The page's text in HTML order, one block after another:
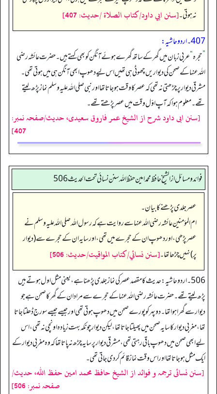
نہ ہوتی۔[سنن ابي داود/كتاب الصلاة /حدیث: 407]
407۔ اردو حاشیہ:
”حجرہ“عربی زبان میں گھر کے ساتھ گھرے ہوئے آنگن کو بھی کہتے ہیں۔ حضرت عائشہ رضی
اللہ عنہا کے صحن کی دیواریں چھوٹی ہی تھیں اس لیے دھوپ ابھی آنگن ہی میں ہوتی تھی۔
مشرقی دیوارپر چڑھتی نہ تھی کہ عصر کا وقت ہو جاتا تھا اور نبی صلی اللہ علیہ وسلم نماز پڑھ لیتے
تھے۔ معلوم ہوا کہ آپ اوّل وقت میں عصر پڑھتے تھے۔
[سنن ابی داود شرح از الشیخ عمر فاروق سعیدی، حدیث/صفحہ نمبر:
407]
فوائد ومسائل از الشيخ حافظ محمد امين حفظ الله سنن نسائي تحت الحديث 506
عصر جلدی پڑھنے کا بیان۔
ام المؤمنین عائشہ رضی اللہ عنہا سے روایت ہے کہ رسول اللہ صلی اللہ علیہ وسلم نے
عصر پڑھی، اور دھوپ ان کے حجرے میں تھی، اور سایہ ان کے حجرے سے (دیوار
پر) نہیں چڑھا تھا۔[سنن نسائي/كتاب المواقيت/حدیث: 506]
506 ۔ اردو حاشیہ: حدیث کا مقصد عصر کی نماز جلدی پڑھنا ہے، یعنی مثل اول ہوتے ہیں
پڑھ لیتے تھے۔ حضرت عائشہ رضی اللہ عنہا کے حجرے سے مراد ان کے گھر کا صحن ہے جو
دیوار سے گھرا ہوا تھا۔ دوپہر کو پورے صحن میں دھوپ ہوتی تھی اور جیسے جیسے سورج ڈھلتا جاتا
تھا، مغربی دیوار کا سایہ صحن میں پھیلتا جاتا تھا، لیکن دیوار چونکہ بہت زیادہ اونچی نہ تھی، اس
لیے ابھی صحن میں دھوپ باقی رہتی تھی، مشرقی دیوار پر سایہ چڑھ نہ پاتا تھا کہ وہ مغربی دیوار کے
ایک مثل ہو جاتا تھا اور اس وقت نماز قائم کر دی جاتی تھی۔
[سنن نسائی ترجمہ و فوائد از الشیخ حافظ محمد امین حفظ اللہ، حدیث/
صفحہ نمبر: 506]